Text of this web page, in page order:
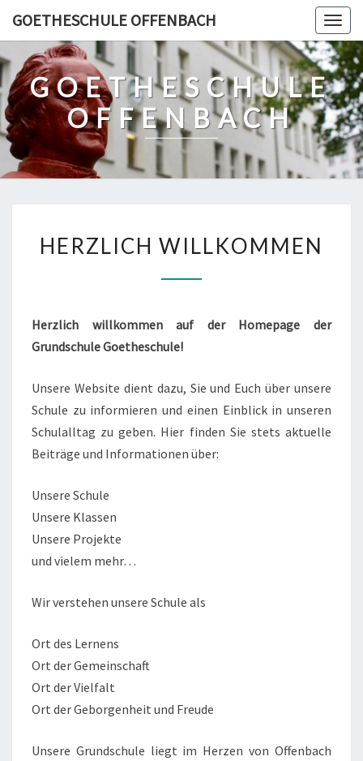
content
GOETHESCHULE OFFENBACH
GOETHESCHULE
OFFENBACH
WILLKOMMEN
HERZLICH WILLKOMMEN
Herzlich willkommen auf der Homepage der
Grundschule Goetheschule!
Unsere Website dient dazu, Sie und Euch über unsere
Schule zu informieren und einen Einblick in unseren
Schulalltag zu geben. Hier finden Sie stets aktuelle
Beiträge und Informationen über:
Unsere Schule
Unsere Klassen
Unsere Projekte
und vielem mehr…
Wir verstehen unsere Schule als
Ort des Lernens
Ort der Gemeinschaft
Ort der Vielfalt
Ort der Geborgenheit und Freude
Unsere Grundschule liegt im Herzen von Offenbach